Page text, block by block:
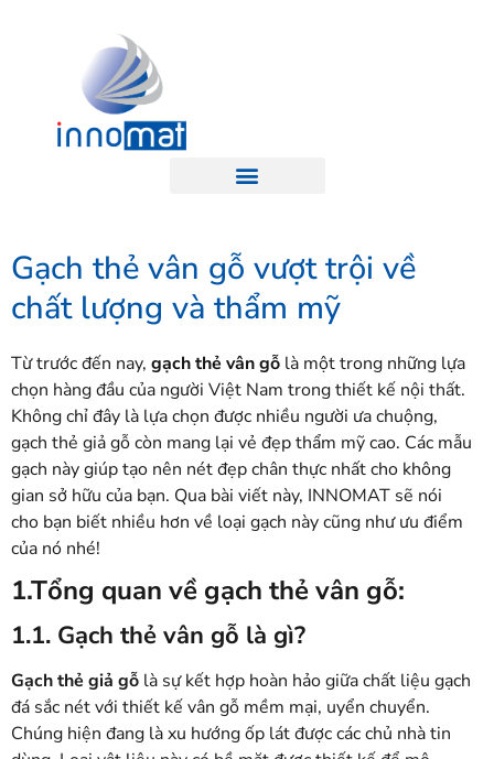
Gạch thẻ vân gỗ vượt trội về
chất lượng và thẩm mỹ
Từ trước đến nay, gạch thẻ vân gỗ là một trong những lựa
chọn hàng đầu của người Việt Nam trong thiết kế nội thất.
Không chỉ đây là lựa chọn được nhiều người ưa chuộng,
gạch thẻ giả gỗ còn mang lại vẻ đẹp thẩm mỹ cao. Các mẫu
gạch này giúp tạo nên nét đẹp chân thực nhất cho không
gian sở hữu của bạn. Qua bài viết này, INNOMAT sẽ nói
cho bạn biết nhiều hơn về loại gạch này cũng như ưu điểm
của nó nhé!
1.Tổng quan về gạch thẻ vân gỗ:
1.1. Gạch thẻ vân gỗ là gì?
Gạch thẻ giả gỗ là sự kết hợp hoàn hảo giữa chất liệu gạch
đá sắc nét với thiết kế vân gỗ mềm mại, uyển chuyển.
Chúng hiện đang là xu hướng ốp lát được các chủ nhà tin